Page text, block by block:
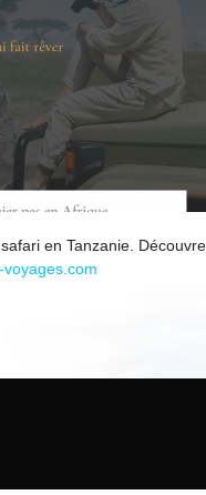
en Tanzanie.